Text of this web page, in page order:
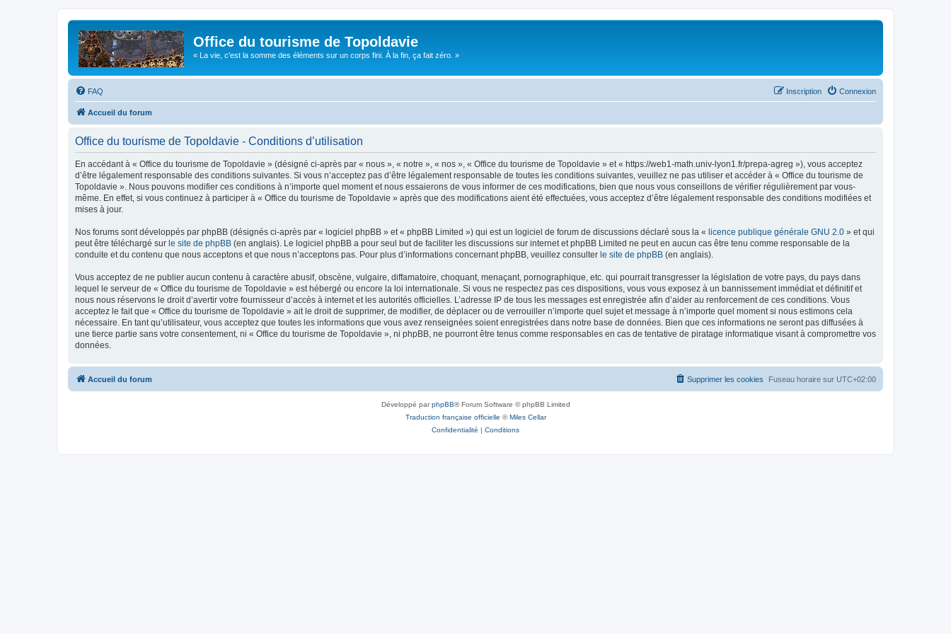
Office du tourisme de Topoldavie
« La vie, c'est la somme des éléments sur un corps fini. À la fin, ça fait zéro. »
FAQ Connexion
Inscription
Accueil du forum
Office du tourisme de Topoldavie - Conditions d’utilisation
En accédant à « Office du tourisme de Topoldavie » (désigné ci-après par « nous », « notre », « nos », « Office du tourisme de Topoldavie » et « https://web1-math.univ-lyon1.fr/prepa-agreg »), vous acceptez
d’être légalement responsable des conditions suivantes. Si vous n’acceptez pas d’être légalement responsable de toutes les conditions suivantes, veuillez ne pas utiliser et accéder à « Office du tourisme de
Topoldavie ». Nous pouvons modifier ces conditions à n’importe quel moment et nous essaierons de vous informer de ces modifications, bien que nous vous conseillons de vérifier régulièrement par vous-
même. En effet, si vous continuez à participer à « Office du tourisme de Topoldavie » après que des modifications aient été effectuées, vous acceptez d’être légalement responsable des conditions modifiées et
mises à jour.
Nos forums sont développés par phpBB (désignés ci-après par « logiciel phpBB » et « phpBB Limited ») qui est un logiciel de forum de discussions déclaré sous la « licence publique générale GNU 2.0 » et qui
peut être téléchargé sur le site de phpBB (en anglais). Le logiciel phpBB a pour seul but de faciliter les discussions sur internet et phpBB Limited ne peut en aucun cas être tenu comme responsable de la
conduite et du contenu que nous acceptons et que nous n’acceptons pas. Pour plus d’informations concernant phpBB, veuillez consulter le site de phpBB (en anglais).
Vous acceptez de ne publier aucun contenu à caractère abusif, obscène, vulgaire, diffamatoire, choquant, menaçant, pornographique, etc. qui pourrait transgresser la législation de votre pays, du pays dans
lequel le serveur de « Office du tourisme de Topoldavie » est hébergé ou encore la loi internationale. Si vous ne respectez pas ces dispositions, vous vous exposez à un bannissement immédiat et définitif et
nous nous réservons le droit d’avertir votre fournisseur d’accès à internet et les autorités officielles. L’adresse IP de tous les messages est enregistrée afin d’aider au renforcement de ces conditions. Vous
acceptez le fait que « Office du tourisme de Topoldavie » ait le droit de supprimer, de modifier, de déplacer ou de verrouiller n’importe quel sujet et message à n’importe quel moment si nous estimons cela
nécessaire. En tant qu’utilisateur, vous acceptez que toutes les informations que vous avez renseignées soient enregistrées dans notre base de données. Bien que ces informations ne seront pas diffusées à
une tierce partie sans votre consentement, ni « Office du tourisme de Topoldavie », ni phpBB, ne pourront être tenus comme responsables en cas de tentative de piratage informatique visant à compromettre vos
données.
Accueil du forum Fuseau horaire sur UTC+02:00
Supprimer les cookies
Développé parphpBB® Forum Software © phpBB Limited
Traduction française officielle ©Miles Cellar
Confidentialité | Conditions